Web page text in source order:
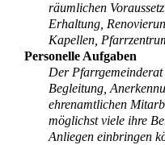
räumlichen
Erhaltung,
Kapellen,
Personelle Aufgaben
Der Pfarrgemeinderat
Begleitung,
ehrenamtlichen
möglichst viele ihre
Anliegen einbringen